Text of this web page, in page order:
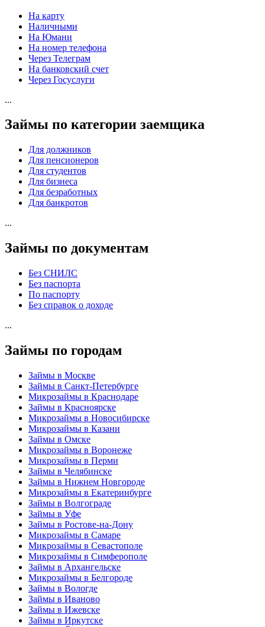
На карту
Наличными
На Юмани
На номер телефона
Через Телеграм
На банковский счет
Через Госуслуги
...
Займы по категории заемщика
Для должников
Для пенсионеров
Для студентов
Для бизнеса
Для безработных
Для банкротов
...
Займы по документам
Без СНИЛС
Без паспорта
По паспорту
Без справок о доходе
...
Займы по городам
Займы в Москве
Займы в Санкт-Петербурге
Микрозаймы в Краснодаре
Займы в Красноярске
Микрозаймы в Новосибирске
Микрозаймы в Казани
Займы в Омске
Микрозаймы в Воронеже
Микрозаймы в Перми
Займы в Челябинске
Займы в Нижнем Новгороде
Микрозаймы в Екатеринбурге
Займы в Волгограде
Займы в Уфе
Займы в Ростове-на-Дону
Микрозаймы в Самаре
Микрозаймы в Севастополе
Микрозаймы в Симферополе
Займы в Архангельске
Микрозаймы в Белгороде
Займы в Вологде
Займы в Иваново
Займы в Ижевске
Займы в Иркутске